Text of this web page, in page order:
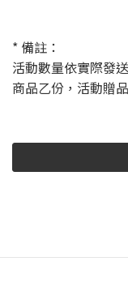
* 備註：
活動數量依實際發
商品乙份，活動贈